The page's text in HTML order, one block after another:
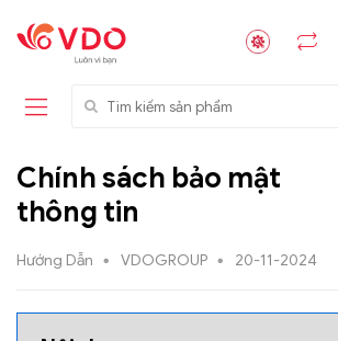
Tìm kiếm sản phẩm
Chính sách bảo mật
thông tin
Hướng Dẫn VDOGROUP 20-11-2024